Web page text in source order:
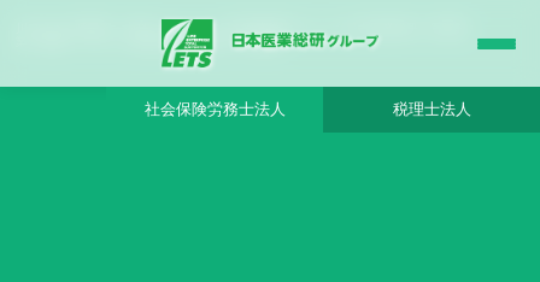
川口せきや呼吸器・内科クリニック - 日本医業総研グループ |日本医業総研｜医院開
業・承継・クリニック経営支援・医療モール開発
社会保険労務士法人 税理士法人